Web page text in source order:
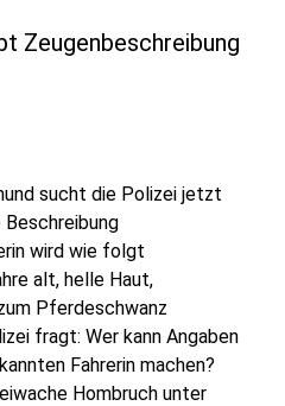
Zeugenbeschreibung
sucht die Polizei jetzt
wird wie folgt
alt, helle Haut,
Pferdeschwanz
fragt: Wer kann Angaben
Fahrerin machen?
Hombruch unter